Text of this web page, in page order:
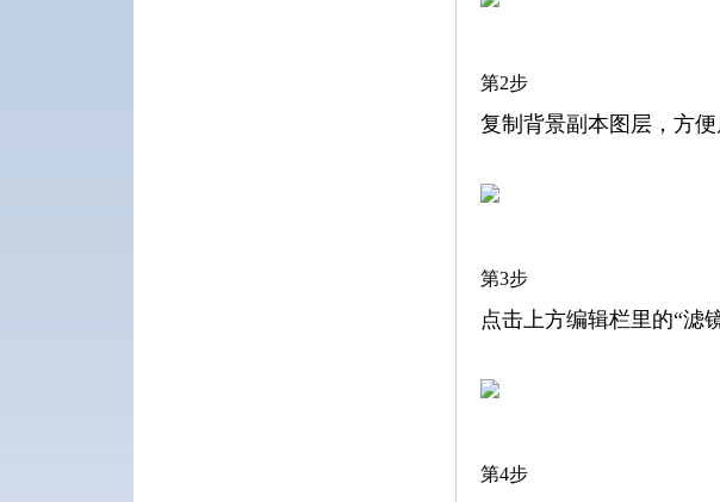
第2步
复制背景副本图层，方便
第3步
点击上方编辑栏里的“滤
第4步